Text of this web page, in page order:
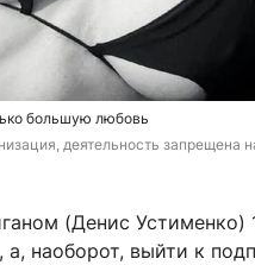
большую любовь
деятельность запрещена
(Денис Устименко)
наоборот, выйти к